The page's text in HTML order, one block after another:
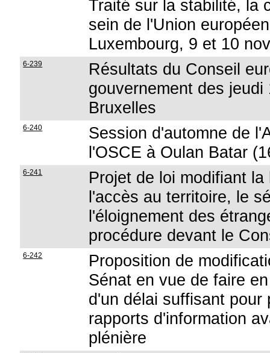
Traité sur la stabilité, la
sein de l'Union
Luxembourg, 9 et 10
6-239
Résultats du Conseil
gouvernement des
Bruxelles
6-240
Session d'automne de
l'OSCE à Oulan Batar
6-241
Projet de loi modifiant
l'accès au territoire, le
l'éloignement des
procédure devant le
6-242
Proposition de
Sénat en vue de faire
d'un délai suffisant pour
rapports d'information
plénière